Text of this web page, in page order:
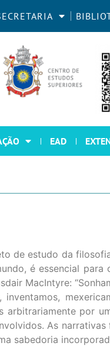
EAD
de estudo da
é essencial
MacIntyre:
arbitrariamente por
As
sabedoria